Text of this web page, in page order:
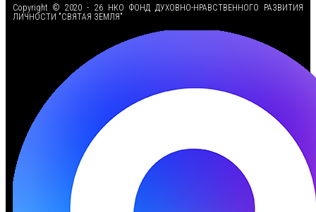
Copyright © 2020 - 26 НКО ФОНД ДУХОВНО-НРАВСТВЕННОГО РАЗВИТИЯ
ЛИЧНОСТИ "СВЯТАЯ ЗЕМЛЯ"